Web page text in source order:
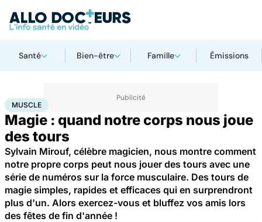
Santé Bien-être Famille Émissions
AccueilSanté
MUSCLE
Magie : quand notre corps nous joue
des tours
Sylvain Mirouf, célèbre magicien, nous montre comment
notre propre corps peut nous jouer des tours avec une
série de numéros sur la force musculaire. Des tours de
magie simples, rapides et efficaces qui en surprendront
plus d'un. Alors exercez-vous et bluffez vos amis lors
des fêtes de fin d'année !